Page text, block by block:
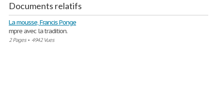
Documents relatifs
La mousse, Francis Ponge
mpre avec la tradition.
2 Pages• 4942 Vues